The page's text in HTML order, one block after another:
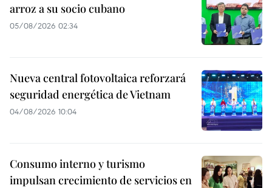
arroz a su socio cubano
05/08/2026 02:34
Nueva central fotovoltaica reforzará
seguridad energética de Vietnam
04/08/2026 10:04
Consumo interno y turismo
impulsan crecimiento de servicios en